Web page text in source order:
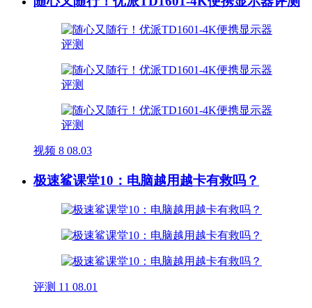
视频 8 08.03
极速鲨课堂10：电脑越用越卡有救吗？
评测 11 08.01